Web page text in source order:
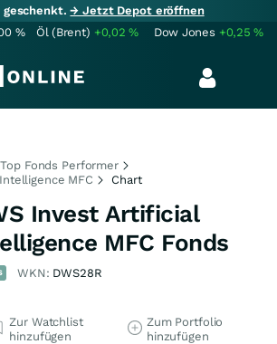
geschenkt.→ Jetzt Depot eröffnen
% Öl (Brent) +0,02% Dow Jones +0,25%
Top Fonds Performer
MFC
Chart
Invest Artificial
MFC Fonds
WKN: DWS28R
Zur Watchlist
hinzufügen
Zum Portfolio
hinzufügen